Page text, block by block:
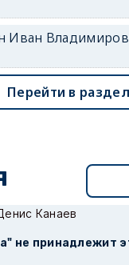
Иван
Перейти в раздел
Канаев
не принадлежит